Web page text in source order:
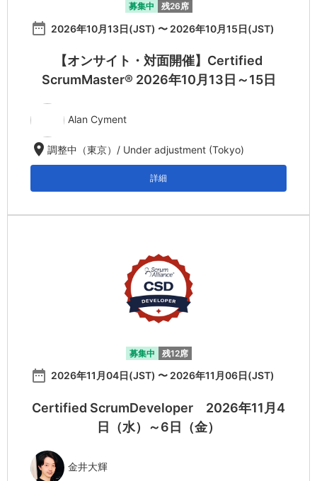
募集中 残26席
date_range 2026年10月13日(JST) 〜 2026年10月15日(JST)
【オンサイト・対面開催】Certified
ScrumMaster® 2026年10月13日～15日
Alan Cyment
location_on調整中（東京）/ Under adjustment (Tokyo)
詳細
募集中 残12席
date_range 2026年11月04日(JST) 〜 2026年11月06日(JST)
Certified ScrumDeveloper 2026年11月4
日（水）～6日（金）
金井大輝